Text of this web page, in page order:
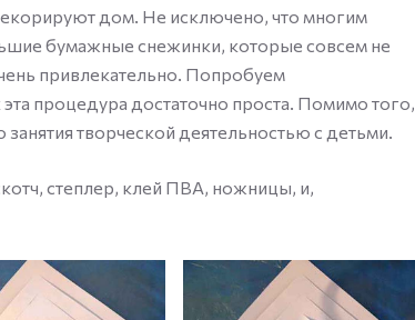
дом. Не исключено, что многим
бумажные снежинки, которые совсем не
привлекательно. Попробуем
эта процедура достаточно проста. Помимо того,
творческой деятельностью с детьми.
степлер, клей ПВА, ножницы, и,